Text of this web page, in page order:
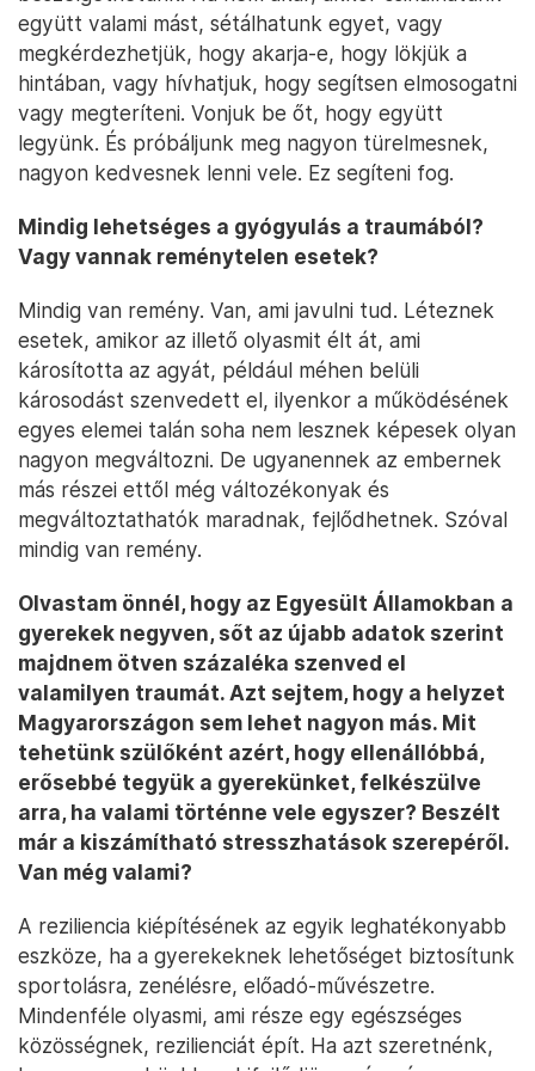
együtt valami mást, sétálhatunk egyet, vagy
megkérdezhetjük, hogy akarja-e, hogy lökjük a
hintában, vagy hívhatjuk, hogy segítsen elmosogatni
vagy megteríteni. Vonjuk be őt, hogy együtt
legyünk. És próbáljunk meg nagyon türelmesnek,
nagyon kedvesnek lenni vele. Ez segíteni fog.
Mindig lehetséges a gyógyulás a traumából?
Vagy vannak reménytelen esetek?
Mindig van remény. Van, ami javulni tud. Léteznek
esetek, amikor az illető olyasmit élt át, ami
károsította az agyát, például méhen belüli
károsodást szenvedett el, ilyenkor a működésének
egyes elemei talán soha nem lesznek képesek olyan
nagyon megváltozni. De ugyanennek az embernek
más részei ettől még változékonyak és
megváltoztathatók maradnak, fejlődhetnek. Szóval
mindig van remény.
Olvastam önnél, hogy az Egyesült Államokban a
gyerekek negyven, sőt az újabb adatok szerint
majdnem ötven százaléka szenved el
valamilyen traumát. Azt sejtem, hogy a helyzet
Magyarországon sem lehet nagyon más. Mit
tehetünk szülőként azért, hogy ellenállóbbá,
erősebbé tegyük a gyerekünket, felkészülve
arra, ha valami történne vele egyszer? Beszélt
már a kiszámítható stresszhatások szerepéről.
Van még valami?
A reziliencia kiépítésének az egyik leghatékonyabb
eszköze, ha a gyerekeknek lehetőséget biztosítunk
sportolásra, zenélésre, előadó-művészetre.
Mindenféle olyasmi, ami része egy egészséges
közösségnek, rezilienciát épít. Ha azt szeretnénk,